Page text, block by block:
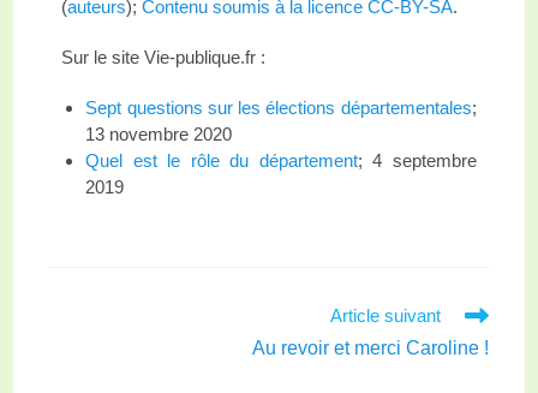
(auteurs);Contenu soumis à la licence CC-BY-SA.
Sur le site Vie-publique.fr :
Sept questions sur les élections départementales;
13 novembre 2020
Quel est le rôle du département; 4 septembre
2019
Article suivant
Au revoir et merci Caroline !